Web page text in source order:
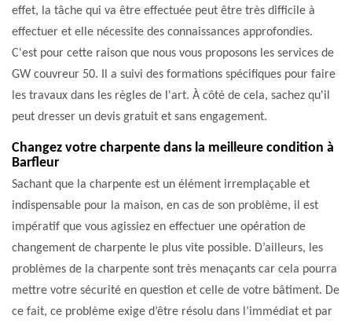
effet, la tâche qui va être effectuée peut être très difficile à
effectuer et elle nécessite des connaissances approfondies.
C'est pour cette raison que nous vous proposons les services de
GW couvreur 50. Il a suivi des formations spécifiques pour faire
les travaux dans les règles de l'art. À côté de cela, sachez qu'il
peut dresser un devis gratuit et sans engagement.
Changez votre charpente dans la meilleure condition à
Barfleur
Sachant que la charpente est un élément irremplaçable et
indispensable pour la maison, en cas de son problème, il est
impératif que vous agissiez en effectuer une opération de
changement de charpente le plus vite possible. D’ailleurs, les
problèmes de la charpente sont très menaçants car cela pourra
mettre votre sécurité en question et celle de votre bâtiment. De
ce fait, ce problème exige d’être résolu dans l’immédiat et par